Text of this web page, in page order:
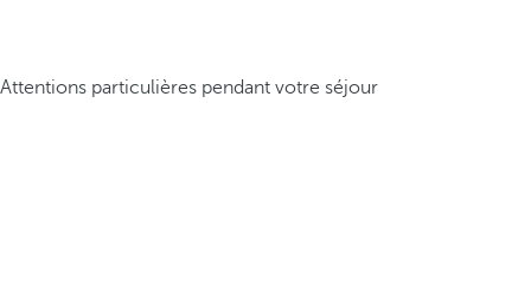
Attentions particulières pendant votre séjour